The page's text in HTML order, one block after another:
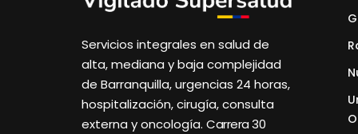
Servicios integrales en salud de
alta, mediana y baja complejidad
de Barranquilla, urgencias 24 horas,
hospitalización, cirugía, consulta
externa y oncología. Carrera 30